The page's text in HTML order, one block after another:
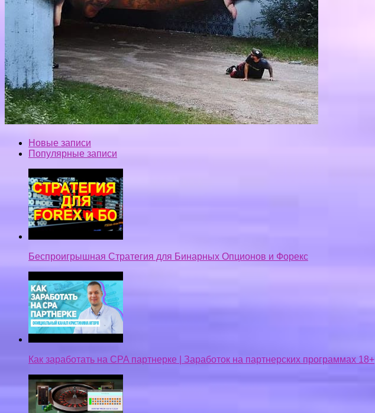
Новые записи
Популярные записи
Беспроигрышная Стратегия для Бинарных Опционов и Форекс
Как заработать на CPA партнерке | Заработок на партнерских программах 18+